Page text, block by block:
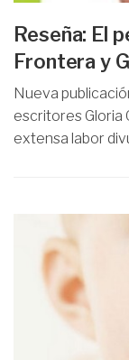
Reseña: El
Frontera y
Nueva
escritores Gloria
extensa labor